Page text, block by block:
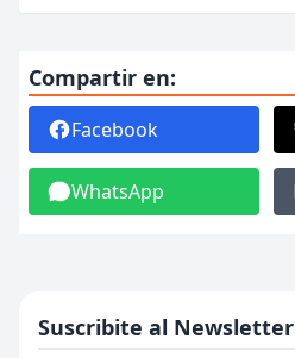
Compartir en:
Facebook
WhatsApp
Suscribite al Newsletter